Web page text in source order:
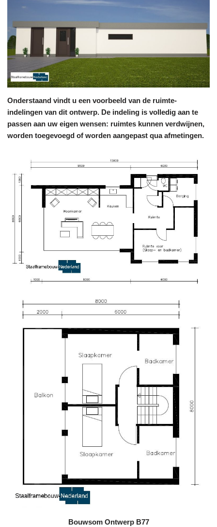
Onderstaand vindt u een voorbeeld van de ruimte-
indelingen van dit ontwerp. De indeling is volledig aan te
passen aan uw eigen wensen: ruimtes kunnen verdwijnen,
worden toegevoegd of worden aangepast qua afmetingen.
Bouwsom Ontwerp B77